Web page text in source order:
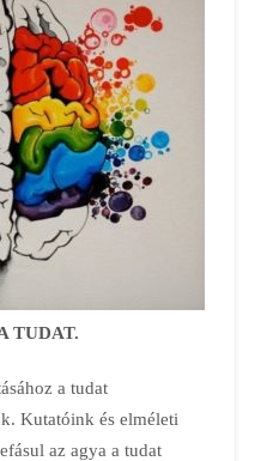
TUDAT.
a tudat
Kutatóink és elméleti
az agya a tudat